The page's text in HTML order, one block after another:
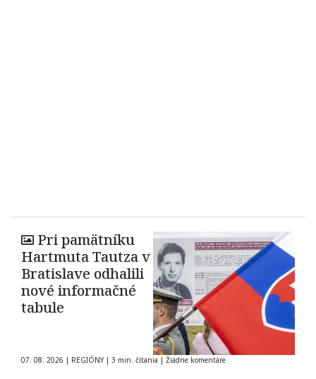
Pri pamätníku
Hartmuta Tautza v
Bratislave odhalili
nové informačné
tabule
07. 08. 2026 | REGIÓNY | 3 min. čítania | Žiadne komentáre